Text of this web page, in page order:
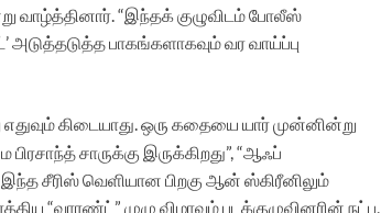
வாழ்த்தினார். “இந்தக் குழுவிடம் போலீஸ்
பாகங்களாகவும் வர வாய்ப்பு
கிடையாது. ஒரு கதையை யார் முன்னின்று
சாருக்கு இருக்கிறது”, “ஆஃப்
இந்த சீரிஸ் வெளியான பிறகு ஆன் ஸ்கிரீனிலும்
“வாரண்ட்” முழு விழாவும் படக்குழுவினரின் நட்பு,